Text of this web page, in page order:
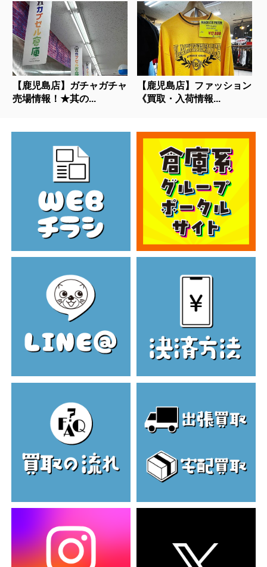
【鹿児島店】ガチャガチャ
売場情報！★其の...
【鹿児島店】ファッション
《買取・入荷情報...